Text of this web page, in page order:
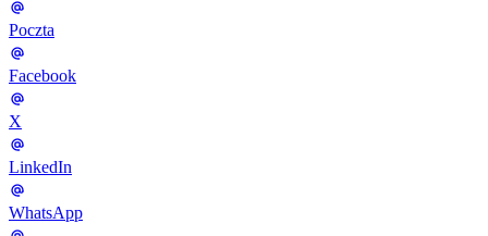
Poczta
Facebook
X
LinkedIn
WhatsApp